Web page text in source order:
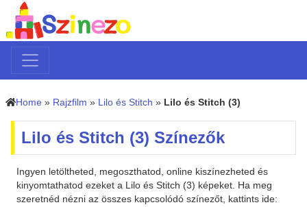
Home » Rajzfilm » Lilo és Stitch » Lilo és Stitch (3)
Lilo és Stitch (3) Színezők
Ingyen letöltheted, megoszthatod, online kiszínezheted és
kinyomtathatod ezeket a Lilo és Stitch (3) képeket. Ha meg
szeretnéd nézni az összes kapcsolódó színezőt, kattints ide: